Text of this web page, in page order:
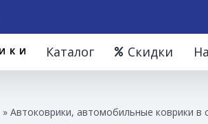
Каталог Скидки
» Автоковрики, автомобильные коврики в